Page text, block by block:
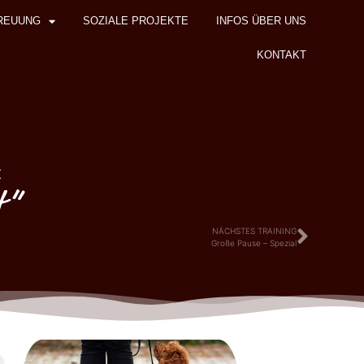
SOZIALE PROJEKTE INFOS ÜBER UNS
KONTAKT
NÄCHSTES TRAINING
Große Pause – Spezial